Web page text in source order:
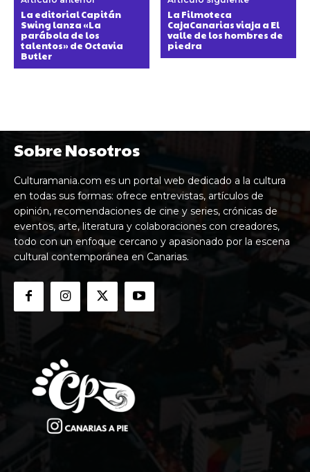
La editorial Capitán
Swing lanza «La
parábola de los
talentos» de Octavia
Butler
La Filmoteca
CajaCanarias viaja a El
valle de los hombres de
piedra
Sobre Nosotros
Culturamania.com es un portal web dedicado a la cultura
en todas sus formas: ofrece entrevistas, artículos de
opinión, recomendaciones de cine y series, crónicas de
eventos, arte, literatura y colaboraciones con creadores,
todo con un enfoque cercano y apasionado por la escena
cultural contemporánea en Canarias.